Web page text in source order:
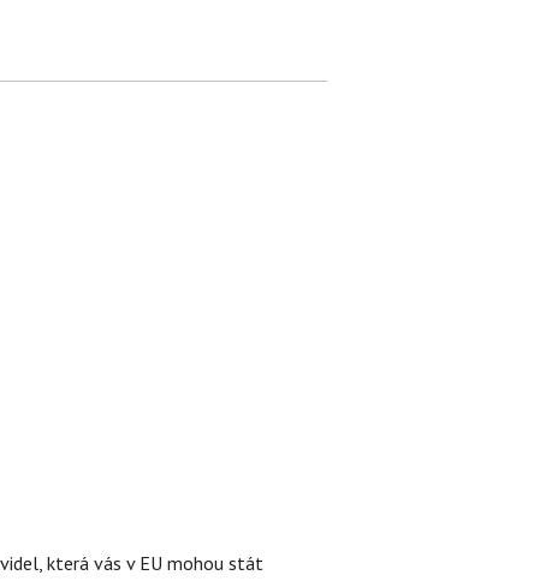
která vás v EU mohou stát